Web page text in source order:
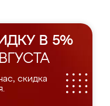
В 5%
скидка